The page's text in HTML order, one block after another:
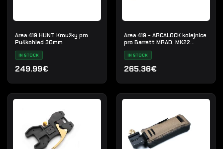
Area 419 HUNT Kroužky pro
Puškohled 30mm
IN STOCK
249.99€
Area 419 - ARCALOCK kolejnice
pro Barrett MRAD, MK22
Sniper System
IN STOCK
265.36€